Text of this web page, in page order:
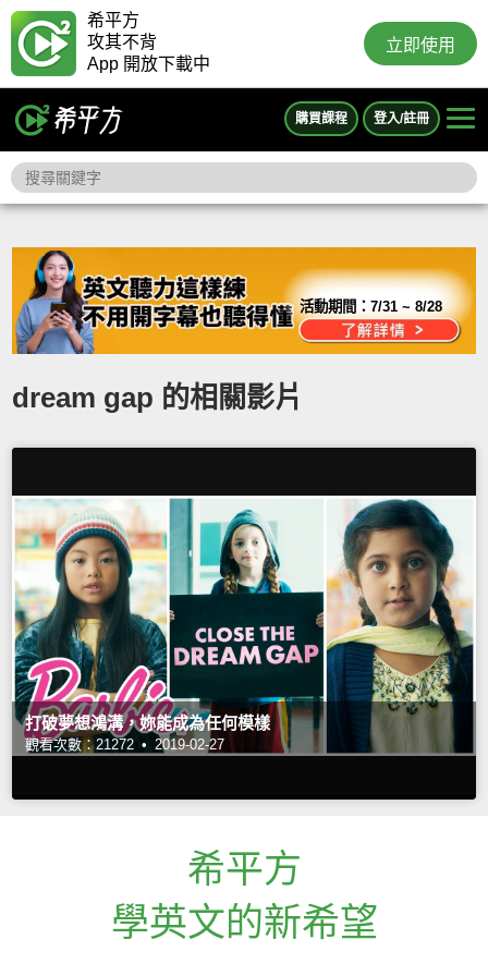
希平方
攻其不背
App 開放下載中
立即使用
購買課程 登入/註冊
活動期間：7/31 ~ 8/28
dream gap 的相關影片
打破夢想鴻溝，妳能成為任何模樣
觀看次數：21272 • 2019-02-27
希平方
學英文的新希望